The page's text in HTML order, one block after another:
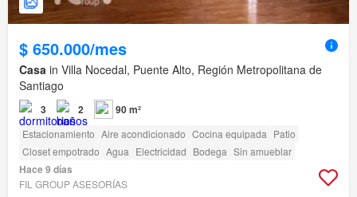
$ 650.000/mes
Casa in Villa Nocedal, Puente Alto, Región Metropolitana de
Santiago
3 2 90 m²
Estacionamiento Aire acondicionado Cocina equipada Patio
Closet empotrado Agua Electricidad Bodega Sin amueblar
Hace 9 días
FIL GROUP ASESORÍAS